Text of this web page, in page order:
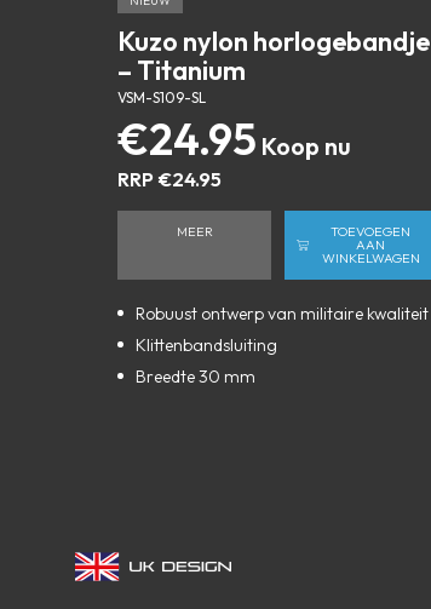
Kuzo nylon horlogebandje
– Titanium
VSM-S109-SL
€24.95
RRP €24.95
MEER TOEVOEGEN
AAN
WINKELWAGEN
Robuust ontwerp van militaire kwaliteit
Klittenbandsluiting
Breedte 30 mm